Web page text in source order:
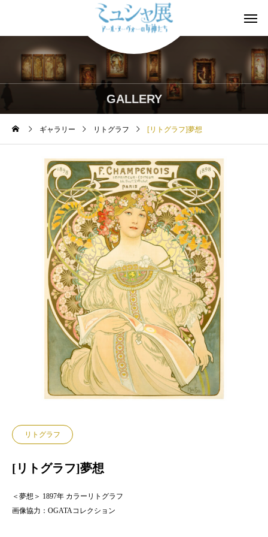
GALLERY
ギャラリー リトグラフ [リトグラフ]夢想
リトグラフ
[リトグラフ]夢想
＜夢想＞ 1897年 カラーリトグラフ
画像協力：OGATAコレクション